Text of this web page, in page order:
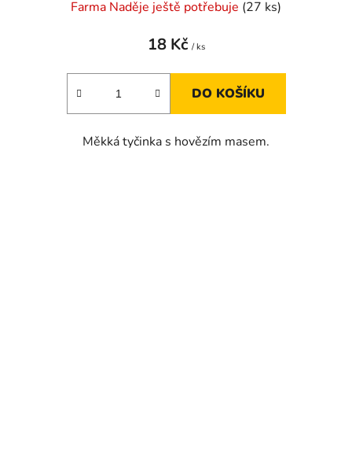
Farma Naděje ještě potřebuje (27 ks)
18 Kč / ks
DO KOŠÍKU
Měkká tyčinka s hovězím masem.